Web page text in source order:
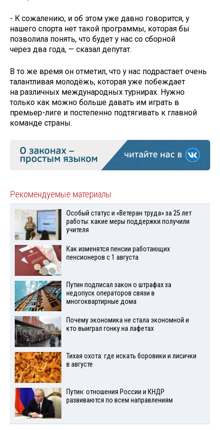
- К сожалению, и об этом уже давно говорится, у
нашего спорта нет такой программы, которая бы
позволила понять, что будет у нас со сборной
через два года, — сказал депутат.
В то же время он отметил, что у нас подрастает очень
талантливая молодёжь, которая уже побеждает
на различных международных турнирах. Нужно
только как можно больше давать им играть в
премьер-лиге и постепенно подтягивать к главной
команде страны.
Рекомендуемые материалы
Особый статус и «Ветеран труда» за 25 лет
работы: какие меры поддержки получили
учителя
Как изменятся пенсии работающих
пенсионеров с 1 августа
Путин подписал закон о штрафах за
недопуск операторов связи в
многоквартирные дома
Почему экономика не стала экономной и
кто выиграл гонку на лафетах
Тихая охота: где искать боровики и лисички
в августе
Путин: отношения России и КНДР
развиваются по всем направлениям